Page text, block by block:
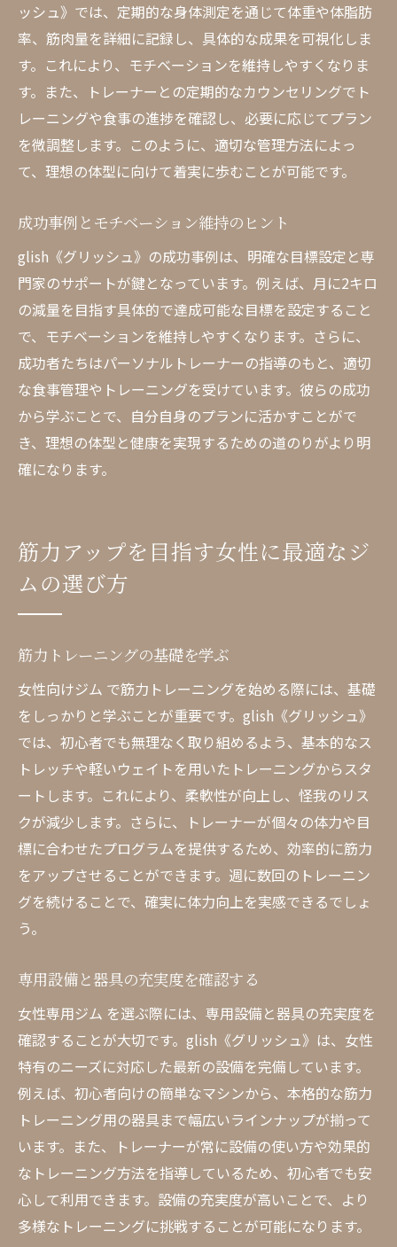
ッシュ》では、定期的な身体測定を通じて体重や体脂肪
率、筋肉量を詳細に記録し、具体的な成果を可視化しま
す。これにより、モチベーションを維持しやすくなりま
す。また、トレーナーとの定期的なカウンセリングでト
レーニングや食事の進捗を確認し、必要に応じてプラン
を微調整します。このように、適切な管理方法によっ
て、理想の体型に向けて着実に歩むことが可能です。
成功事例とモチベーション維持のヒント
glish《グリッシュ》の成功事例は、明確な目標設定と専
門家のサポートが鍵となっています。例えば、月に2キロ
の減量を目指す具体的で達成可能な目標を設定すること
で、モチベーションを維持しやすくなります。さらに、
成功者たちはパーソナルトレーナーの指導のもと、適切
な食事管理やトレーニングを受けています。彼らの成功
から学ぶことで、自分自身のプランに活かすことがで
き、理想の体型と健康を実現するための道のりがより明
確になります。
筋力アップを目指す女性に最適なジ
ムの選び方
筋力トレーニングの基礎を学ぶ
女性向けジム で筋力トレーニングを始める際には、基礎
をしっかりと学ぶことが重要です。glish《グリッシュ》
では、初心者でも無理なく取り組めるよう、基本的なス
トレッチや軽いウェイトを用いたトレーニングからスタ
ートします。これにより、柔軟性が向上し、怪我のリス
クが減少します。さらに、トレーナーが個々の体力や目
標に合わせたプログラムを提供するため、効率的に筋力
をアップさせることができます。週に数回のトレーニン
グを続けることで、確実に体力向上を実感できるでしょ
う。
専用設備と器具の充実度を確認する
女性専用ジム を選ぶ際には、専用設備と器具の充実度を
確認することが大切です。glish《グリッシュ》は、女性
特有のニーズに対応した最新の設備を完備しています。
例えば、初心者向けの簡単なマシンから、本格的な筋力
トレーニング用の器具まで幅広いラインナップが揃って
います。また、トレーナーが常に設備の使い方や効果的
なトレーニング方法を指導しているため、初心者でも安
心して利用できます。設備の充実度が高いことで、より
多様なトレーニングに挑戦することが可能になります。